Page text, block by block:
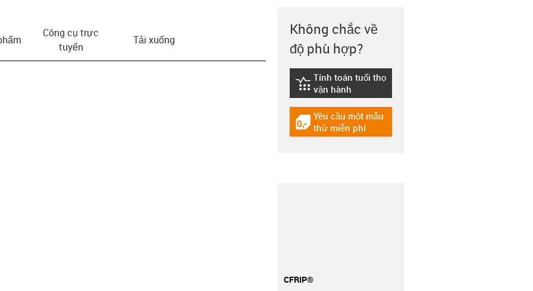
Công cụ trực
tuyến
Tải xuống
Không chắc về
độ phù hợp?
igus-icon-lebensdauerrechner
Tính toán tuổi thọ
vận hành
igus-icon-gratismuster
Yêu cầu một mẫu
thử miễn phí
CFRIP®